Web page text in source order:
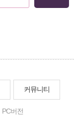
커뮤니티
PC버전